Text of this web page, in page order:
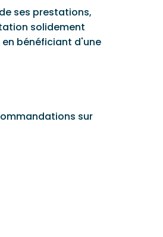
ses prestations,
solidement
bénéficiant d'une
sur